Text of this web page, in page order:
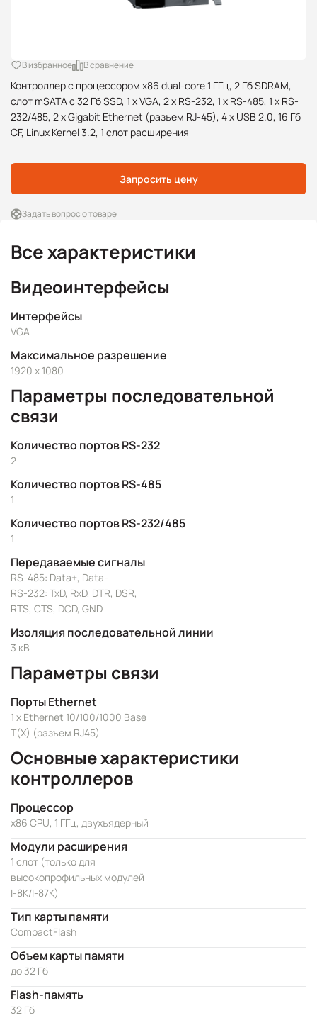
Контроллер с процессором x86 dual-core 1 ГГц, 2 Гб SDRAM,
слот mSATA с 32 Гб SSD, 1 x VGA, 2 x RS-232, 1 x RS-485, 1 x RS-
232/485, 2 x Gigabit Ethernet (разъем RJ-45), 4 x USB 2.0, 16 Гб
CF, Linux Kernel 3.2, 1 слот расширения
В избранное В сравнение
Запросить цену
Задать вопрос о товаре
Все характеристики
Видеоинтерфейсы
Интерфейсы
VGA
Максимальное разрешение
1920 x 1080
Параметры последовательной
связи
Количество портов RS-232
2
Количество портов RS-485
1
Количество портов RS-232/485
1
Передаваемые сигналы
RS-485: Data+, Data-
RS-232: TxD, RxD, DTR, DSR,
RTS, CTS, DCD, GND
Изоляция последовательной линии
3 кВ
Параметры связи
Порты Ethernet
1 x Ethernet 10/100/1000 Base
T(X) (разъем RJ45)
Основные характеристики
контроллеров
Процессор
x86 CPU, 1 ГГц, двухъядерный
Модули расширения
1 слот (только для
высокопрофильных модулей
I-8K/I-87K)
Тип карты памяти
CompactFlash
Объем карты памяти
до 32 Гб
Flash-память
32 Гб